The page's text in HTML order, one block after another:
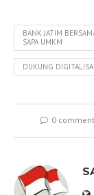
BANK JATIM
SAPA UMKM
DUKUNG
0